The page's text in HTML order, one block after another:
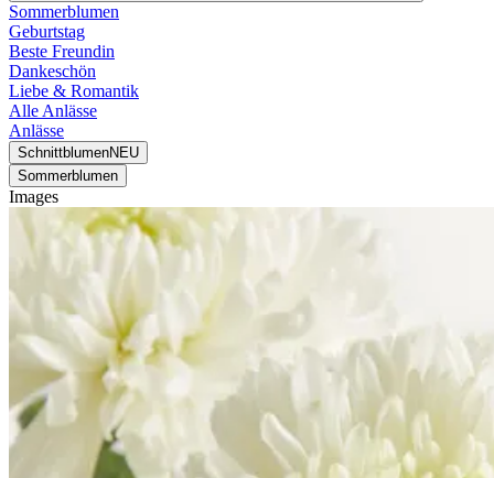
Sommerblumen
Geburtstag
Beste Freundin
Dankeschön
Liebe & Romantik
Alle Anlässe
Anlässe
SchnittblumenNEU
Sommerblumen
Images